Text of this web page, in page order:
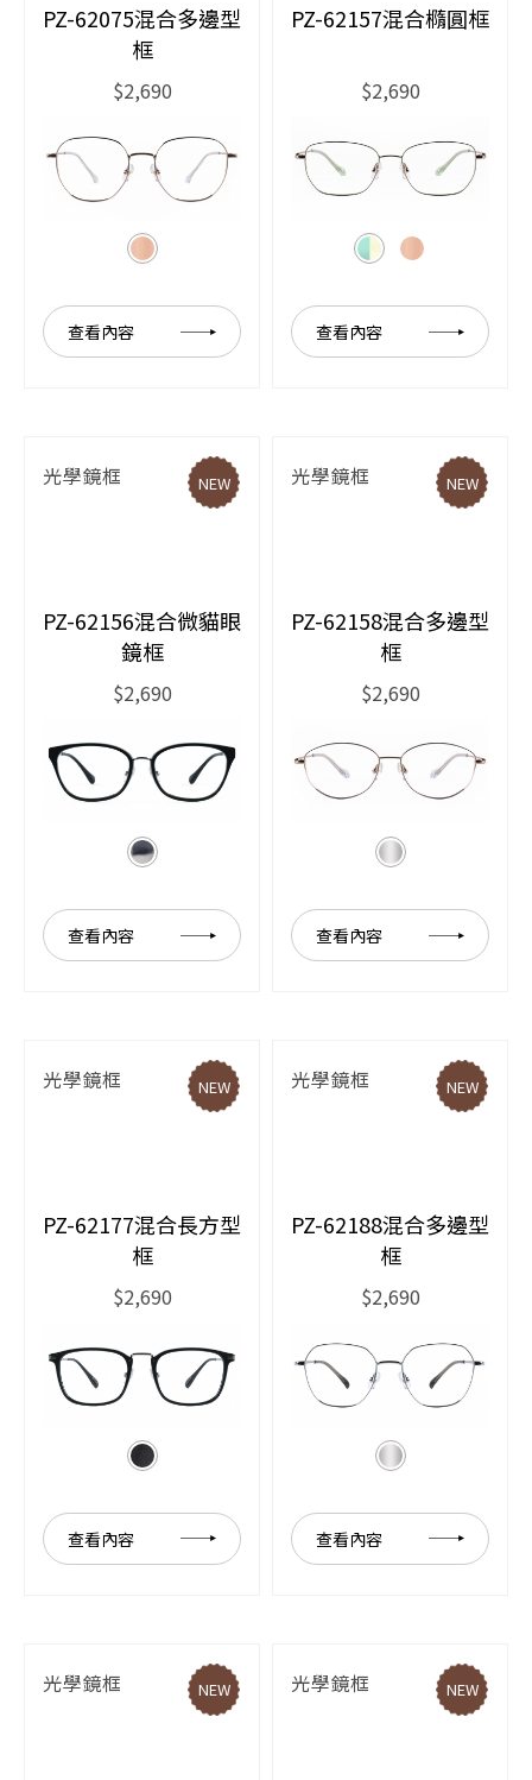
PZ-62075混合多邊型
框
$2,690
查看內容
PZ-62157混合橢圓框
$2,690
查看內容
光學鏡框 NEW
PZ-62156混合微貓眼
鏡框
$2,690
查看內容
光學鏡框 NEW
PZ-62158混合多邊型
框
$2,690
查看內容
光學鏡框 NEW
PZ-62177混合長方型
框
$2,690
查看內容
光學鏡框 NEW
PZ-62188混合多邊型
框
$2,690
查看內容
光學鏡框 NEW 光學鏡框 NEW